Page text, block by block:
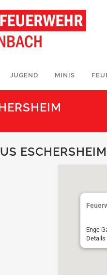
JUGEND MINIS
ESCHERSHEIM
Enge
Details